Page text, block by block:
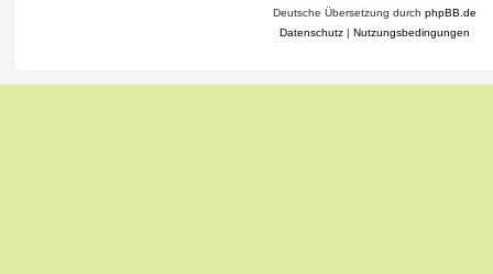
Deutsche Übersetzung durch phpBB.de
Datenschutz | Nutzungsbedingungen